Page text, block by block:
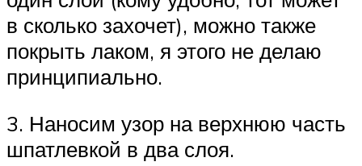
в сколько захочет), можно также
покрыть лаком, я этого не делаю
принципиально.
3. Наносим узор на верхнюю часть
шпатлевкой в два слоя.